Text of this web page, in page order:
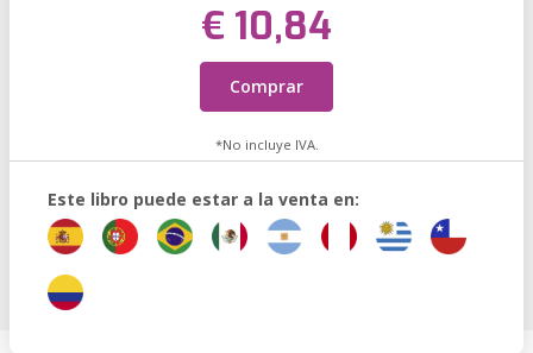
€ 10,84
Comprar
*No incluye IVA.
Este libro puede estar a la venta en: